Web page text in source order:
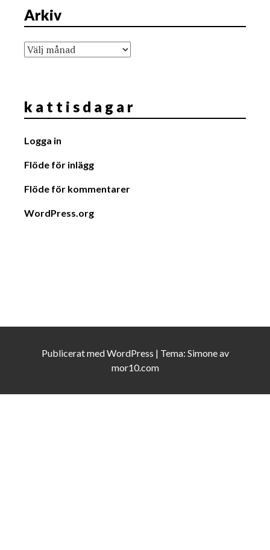
Arkiv
Arkiv
k a t t i s d a g a r
Logga in
Flöde för inlägg
Flöde för kommentarer
WordPress.org
Publicerat medWordPress | Tema: Simoneav
mor10.com